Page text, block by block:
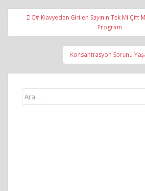
YazıC# Klavyeden Girilen Sayının Tek Mi Çift
Program
Konsantrasyon Sorunu
Arama